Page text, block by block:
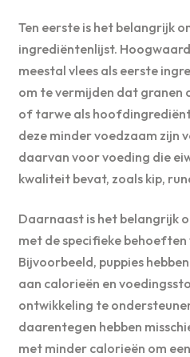
Ten eerste is het belangrijk
ingrediëntenlijst.
meestal vlees als eerste
om te vermijden dat granen
of tarwe als
deze minder voedzaam zijn
daarvan voor voeding die
kwaliteit bevat, zoals kip,
Daarnaast is het belangrijk
met de specifieke behoeften
Bijvoorbeeld, puppies
aan calorieën en
ontwikkeling te
daarentegen hebben
met minder calorieën om